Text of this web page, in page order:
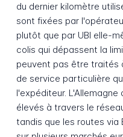
du dernier kilomètre
sont fixées par
plutôt que par UBI elle-
colis qui dépassent la
peuvent pas être
de service particulière
l'expéditeur.
élevés à travers le
tandis que les routes via